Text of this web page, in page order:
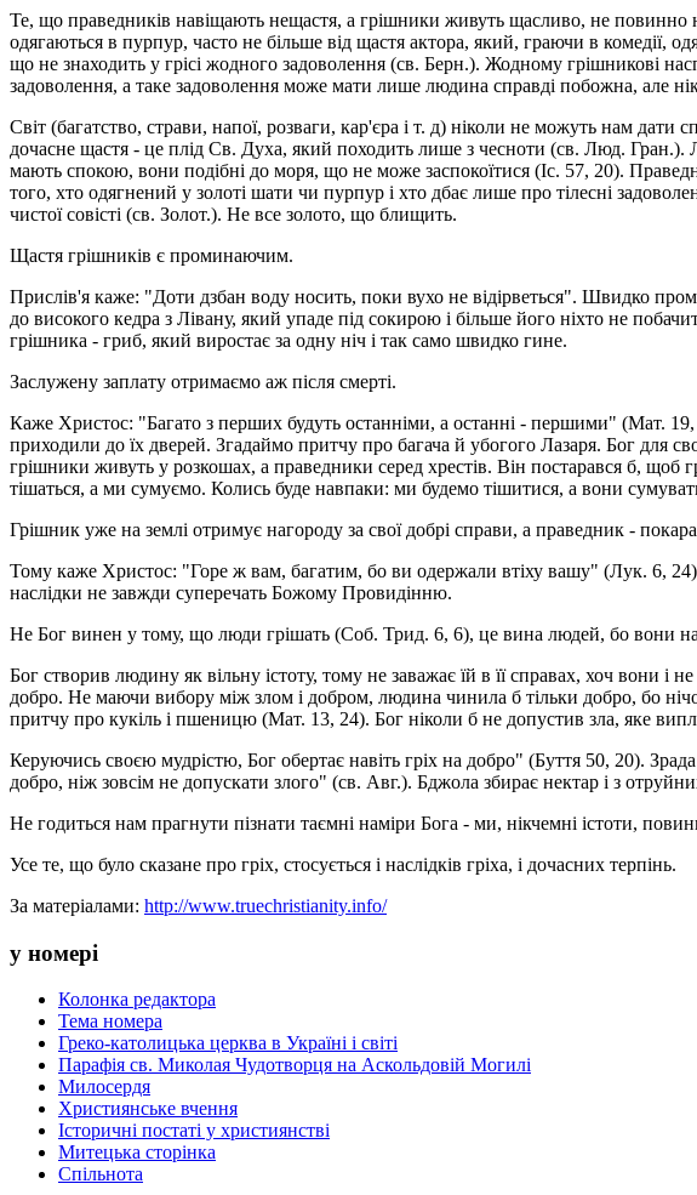
Те, що праведників навіщають нещастя, а грішники живуть щасливо, не
одягаються в пурпур, часто не більше від щастя актора, який, граючи в комедії,
що не знаходить у грісі жодного задоволення (св. Берн.). Жодному грішникові
задоволення, а таке задоволення може мати лише людина справді побожна, але
Світ (багатство, страви, напої, розваги, кар'єра і т. д) ніколи не можуть нам
дочасне щастя - це плід Св. Духа, який походить лише з чесноти (св. Люд.
мають спокою, вони подібні до моря, що не може заспокоїтися (Іс. 57, 20).
того, хто одягнений у золоті шати чи пурпур і хто дбає лише про тілесні
чистої совісті (св. Золот.). Не все золото, що блищить.
Щастя грішників є проминаючим.
Прислів'я каже: "Доти дзбан воду носить, поки вухо не відірветься". Швидко
до високого кедра з Лівану, який упаде під сокирою і більше його ніхто не
грішника - гриб, який виростає за одну ніч і так само швидко гине.
Заслужену заплату отримаємо аж після смерті.
Каже Христос: "Багато з перших будуть останніми, а останні - першими" (Мат. 19,
приходили до їх дверей. Згадаймо притчу про багача й убогого Лазаря. Бог для
грішники живуть у розкошах, а праведники серед хрестів. Він постарався б, щоб
тішаться, а ми сумуємо. Колись буде навпаки: ми будемо тішитися, а вони
Грішник уже на землі отримує нагороду за свої добрі справи, а праведник -
Тому каже Христос: "Горе ж вам, багатим, бо ви одержали втіху вашу" (Лук. 6,
наслідки не завжди суперечать Божому Провидінню.
Не Бог винен у тому, що люди грішать (Соб. Трид. 6, 6), це вина людей, бо вони
Бог створив людину як вільну істоту, тому не заважає їй в її справах, хоч вони
добро. Не маючи вибору між злом і добром, людина чинила б тільки добро, бо
притчу про кукіль і пшеницю (Мат. 13, 24). Бог ніколи б не допустив зла, яке
Керуючись своєю мудрістю, Бог обертає навіть гріх на добро" (Буття 50, 20).
добро, ніж зовсім не допускати злого" (св. Авг.). Бджола збирає нектар і з
Не годиться нам прагнути пізнати таємні наміри Бога - ми, нікчемні істоти,
Усе те, що було сказане про гріх, стосується і наслідків гріха, і дочасних терпінь.
За матеріалами: http://www.truechristianity.info/
у номері
Колонка редактора
Тема номера
Греко-католицька церква в Україні і світі
Парафія св. Миколая Чудотворця на Аскольдовій Могилі
Милосердя
Християнське вчення
Історичні постаті у християнстві
Митецька сторінка
Спільнота